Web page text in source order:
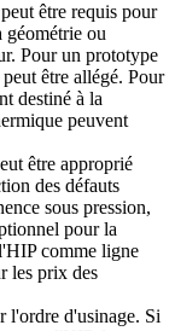
peut être requis pour
géométrie ou
Pour un prototype
être allégé. Pour
destiné à la
peuvent
être approprié
des défauts
sous pression,
pour la
comme ligne
les prix des
l'ordre d'usinage. Si